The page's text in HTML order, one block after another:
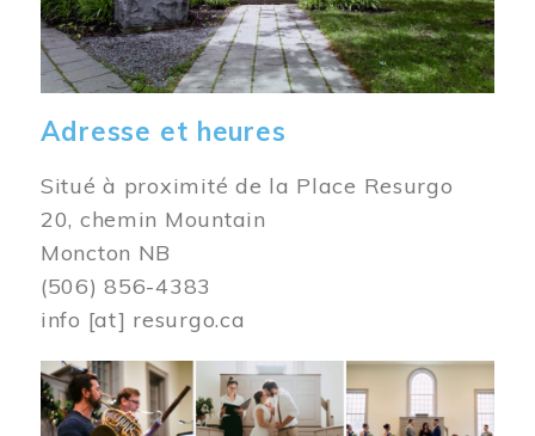
Adresse et heures
Situé à proximité de la Place Resurgo
20, chemin Mountain
Moncton NB
(506) 856-4383
info [at] resurgo.ca
Image